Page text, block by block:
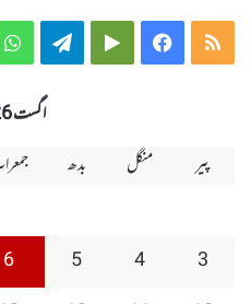
RSS
Facebook
Google
اگست 2026
پیر
منگل بدھ
3
4
5
6